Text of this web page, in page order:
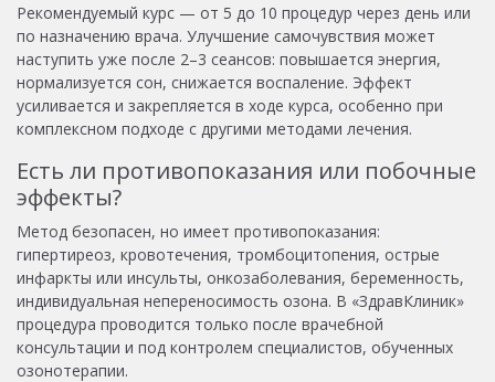
Рекомендуемый курс — от 5 до 10 процедур через день или
по назначению врача. Улучшение самочувствия может
наступить уже после 2–3 сеансов: повышается энергия,
нормализуется сон, снижается воспаление. Эффект
усиливается и закрепляется в ходе курса, особенно при
комплексном подходе с другими методами лечения.
Есть ли противопоказания или побочные
эффекты?
Метод безопасен, но имеет противопоказания:
гипертиреоз, кровотечения, тромбоцитопения, острые
инфаркты или инсульты, онкозаболевания, беременность,
индивидуальная непереносимость озона. В «ЗдравКлиник»
процедура проводится только после врачебной
консультации и под контролем специалистов, обученных
озонотерапии.